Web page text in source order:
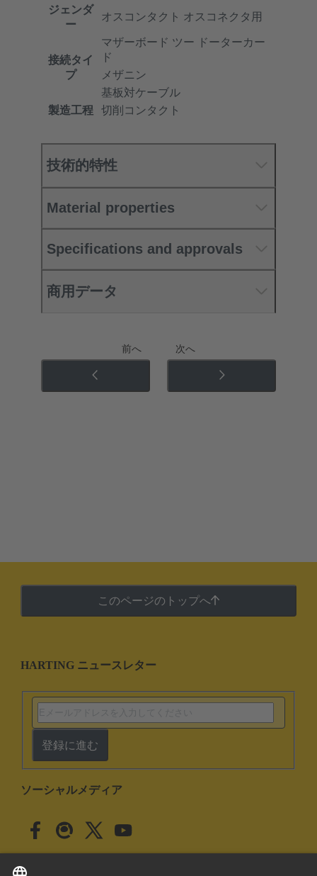
ジェンダ
ー
オスコンタクト オスコネクタ用
接続タイ
プ
マザーボード ツー ドーターカー
ド
メザニン
基板対ケーブル
製造工程
切削コンタクト
技術的特性
Material properties
Specifications and approvals
商用データ
前へ 次へ
このページのトップへ
HARTING ニュースレター
登録に進む
ソーシャルメディア